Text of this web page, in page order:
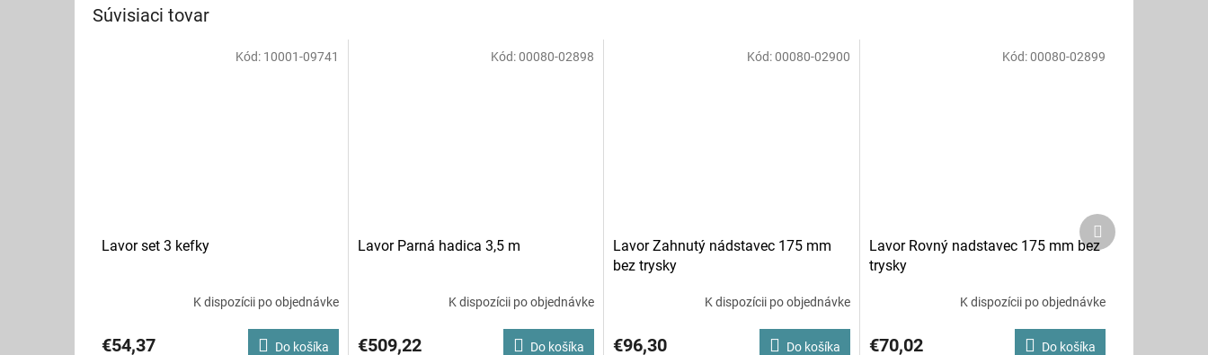
Súvisiaci tovar
Lavor set 3 kefky
K dispozícii po objednávke
€54,37 Do košíka
Kód: 10001-09741
Lavor Parná hadica 3,5 m
K dispozícii po objednávke
€509,22 Do košíka
Kód:00080-02898
Lavor Zahnutý nádstavec 175 mm
bez trysky
K dispozícii po objednávke
€96,30 Do košíka
Kód:00080-02900
Lavor Rovný nadstavec 175 mm bez
trysky
K dispozícii po objednávke
€70,02 Do košíka
Kód:00080-02899
Ďalší
produkt